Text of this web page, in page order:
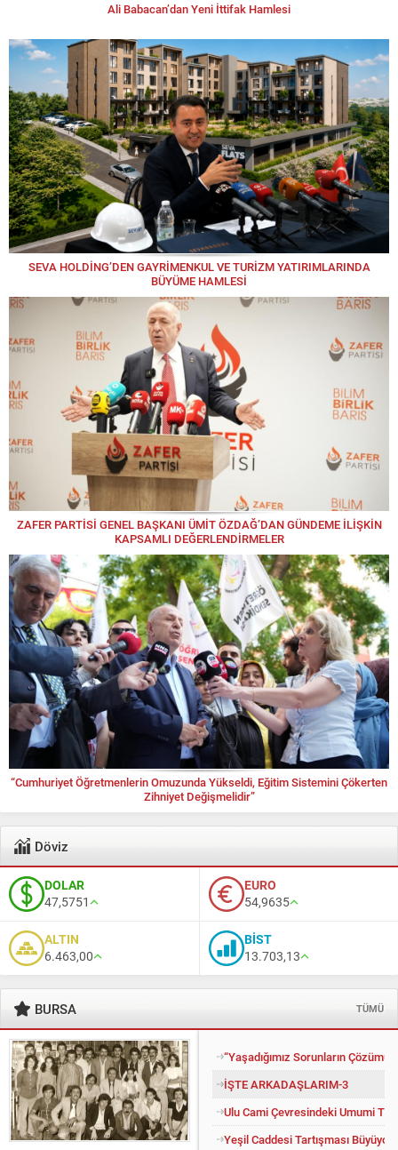
Ali Babacan’dan Yeni İttifak Hamlesi
SEVA HOLDİNG’DEN GAYRİMENKUL VE TURİZM YATIRIMLARINDA
BÜYÜME HAMLESİ
ZAFER PARTİSİ GENEL BAŞKANI ÜMİT ÖZDAĞ’DAN GÜNDEME İLİŞKİN
KAPSAMLI DEĞERLENDİRMELER
“Cumhuriyet Öğretmenlerin Omuzunda Yükseldi, Eğitim Sistemini Çökerten
Zihniyet Değişmelidir”
Döviz
DOLAR
47,5751
EURO
54,9635
ALTIN
6.463,00
BİST
13.703,13
BURSA TÜMÜ
“Yaşadığımız Sorunların
İŞTE ARKADAŞLARIM-3
Ulu Cami Çevresindeki Umumi
Yeşil Caddesi Tartışması Büyüyor